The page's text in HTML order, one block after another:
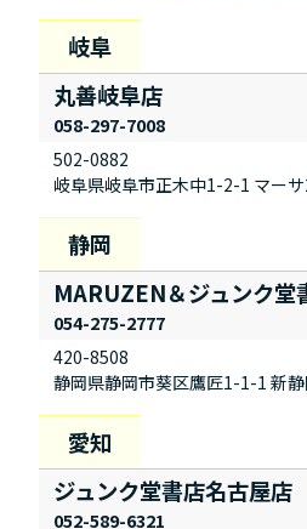
丸善岐阜店
502-0882
岐阜県岐阜市正木中1-2-1 マー
058-297-7008
MARUZEN＆ジュンク堂
420-8508
静岡県静岡市葵区鷹匠1-1-1 新
054-275-2777
ジュンク堂書店名古屋店
052-589-6321